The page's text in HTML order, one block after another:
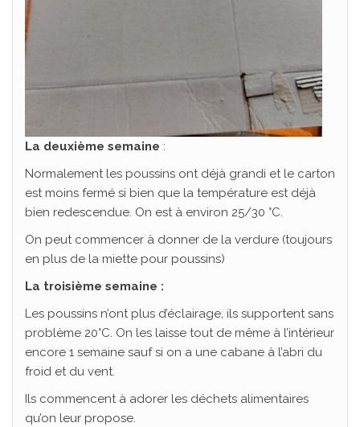
La deuxième semaine :
Normalement les poussins ont déjà grandi et le carton
est moins fermé si bien que la température est déjà
bien redescendue. On est à environ 25/30 °C.
On peut commencer à donner de la verdure (toujours
en plus de la miette pour poussins)
La troisième semaine :
Les poussins n’ont plus d’éclairage, ils supportent sans
problème 20°C. On les laisse tout de même à l’intérieur
encore 1 semaine sauf si on a une cabane à l’abri du
froid et du vent.
Ils commencent à adorer les déchets alimentaires
qu’on leur propose.